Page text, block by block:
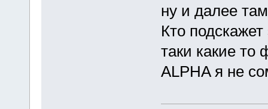
ну и далее
Кто
таки какие то
ALPHA я не